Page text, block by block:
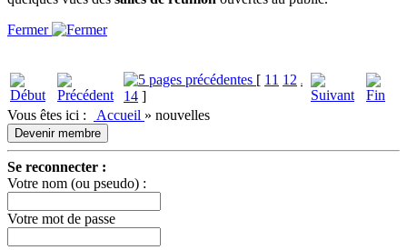
Fermer
[ 11 12 13
14 ]
Vous êtes ici :
Accueil » nouvelles
Devenir membre
Se reconnecter :
Votre nom (ou pseudo) :
Votre mot de passe